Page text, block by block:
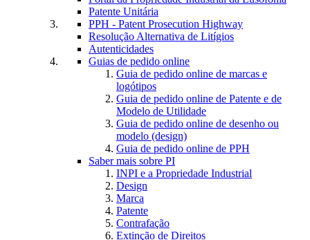
Patente Unitária
PPH - Patent Prosecution Highway
Resolução Alternativa de Litígios
Autenticidades
Guias de pedido online
Guia de pedido online de marcas e
logótipos
Guia de pedido online de Patente e de
Modelo de Utilidade
Guia de pedido online de desenho ou
modelo (design)
Guia de pedido online de PPH
Saber mais sobre PI
INPI e a Propriedade Industrial
Design
Marca
Patente
Contrafação
Extinção de Direitos